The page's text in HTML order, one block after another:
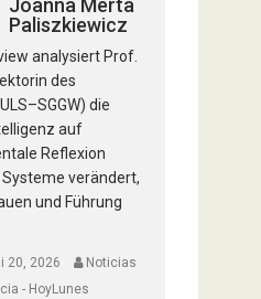
Paliszkiewicz
analysiert Prof.
des
die
auf
Reflexion
verändert,
und Führung
20, 2026
Noticias
- HoyLunes